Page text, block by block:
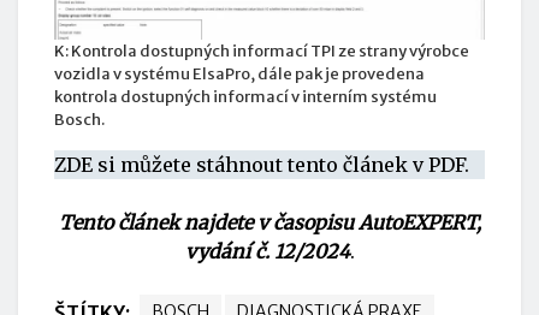
K: Kontrola dostupných informací TPI ze strany výrobce
vozidla v systému ElsaPro, dále pak je provedena
kontrola dostupných informací v interním systému
Bosch.
ZDE si můžete stáhnout tento článek v PDF.
Tento článek najdete v časopisu AutoEXPERT,
vydání č. 12/2024.